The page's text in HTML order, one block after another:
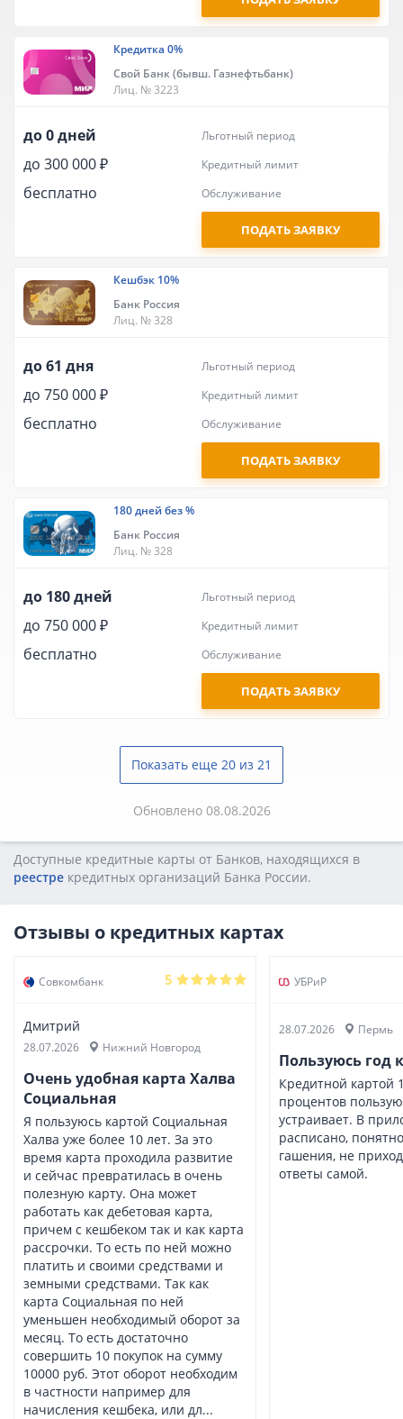
Кредитка 0%
Свой Банк (бывш. Газнефтьбанк)
Лиц. № 3223
до 0 дней льготный период
до 300 000 ₽ кредитный лимит
бесплатно обслуживание
ПОДАТЬ ЗАЯВКУ
Кешбэк 10%
Банк Россия
Лиц. № 328
до 61 дня льготный период
до 750 000 ₽ кредитный лимит
бесплатно обслуживание
ПОДАТЬ ЗАЯВКУ
180 дней без %
Банк Россия
Лиц. № 328
до 180 дней льготный период
до 750 000 ₽ кредитный лимит
бесплатно обслуживание
ПОДАТЬ ЗАЯВКУ
Показать еще 20 из 21
Обновлено 08.08.2026
Доступные кредитные карты от Банков, находящихся в
реестре кредитных opгaнизaций Бaнкa Poccии.
Отзывы о кредитных картах
Совкомбанк 5
Дмитрий
28.07.2026 Нижний Новгород
Очень удобная карта Халва
Социальная
Я пользуюсь картой Социальная
Халва уже более 10 лет. За это
время карта проходила развитие
и сейчас превратилась в очень
полезную карту. Она может
работать как дебетовая карта,
причем с кешбеком так и как карта
рассрочки. То есть по ней можно
платить и своими средствами и
земными средствами. Так как
карта Социальная по ней
уменьшен необходимый оборот за
месяц. То есть достаточно
совершить 10 покупок на сумму
10000 руб. Этот оборот необходим
в частности например для
начисления кешбека, или дл...
УБРиР
28.07.2026 Пермь
Пользуюсь год
Кредитной картой
процентов
устраивает. В
расписано,
гашения, не
ответы самой.